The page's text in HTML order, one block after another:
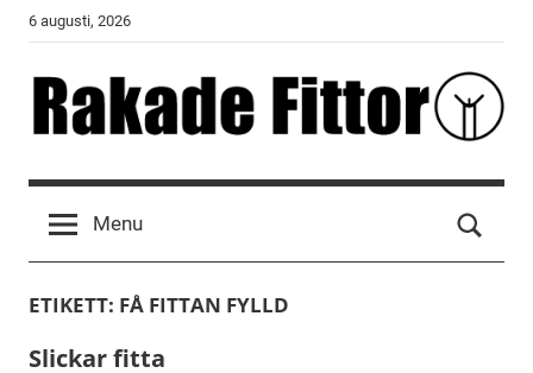
Skip
content
6 augusti, 2026
Rakade
Fittor
Menu
ETIKETT: FÅ FITTAN FYLLD
Slickar fitta